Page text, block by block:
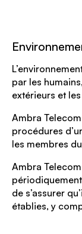
par les
extérieurs et
Ambra
procédures
les membres
Ambra
de s’assurer
établies, y